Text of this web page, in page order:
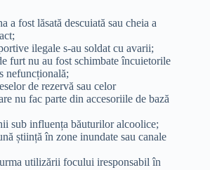
a fost lăsată descuiată sau cheia a
ilegale s-au soldat cu avarii;
furt nu au fost schimbate încuietorile
nefuncțională;
de rezervă sau celor
nu fac parte din accesoriile de bază
sub influența băuturilor alcoolice;
știință în zone inundate sau canale
utilizării focului iresponsabil în